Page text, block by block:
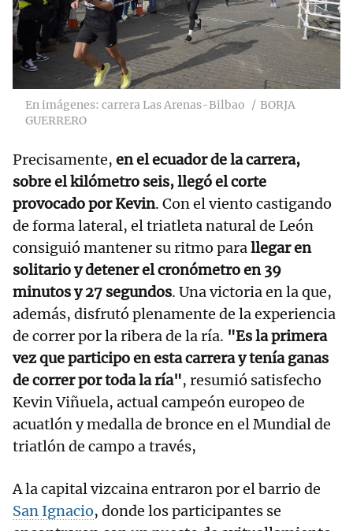
En imágenes: carrera Las Arenas-Bilbao
BORJA
GUERRERO
Precisamente, en el ecuador de la carrera,
sobre el kilómetro seis, llegó el corte
provocado por Kevin. Con el viento castigando
de forma lateral, el triatleta natural de León
consiguió mantener su ritmo parallegar en
solitario y detener el cronómetro en 39
minutos y 27 segundos. Una victoria en la que,
además, disfrutó plenamente de la experiencia
de correr por la ribera de la ría. "Es la primera
vez que participo en esta carrera y tenía ganas
de correr por toda la ría", resumió satisfecho
Kevin Viñuela, actual campeón europeo de
acuatlón y medalla de bronce en el Mundial de
triatlón de campo a través,
A la capital vizcaina entraron por el barrio de
San Ignacio, donde los participantes se